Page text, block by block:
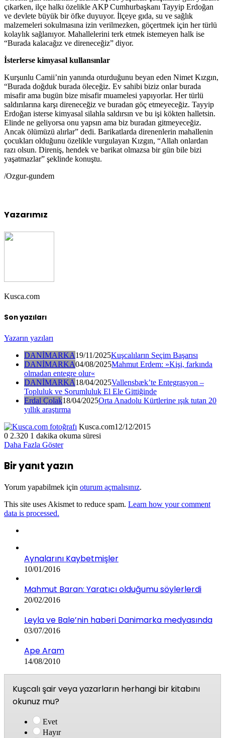
çıkarken, ilçe halkı özelikle AKP Cumhurbaşkanı Tayyip Erdoğan
ve devlete büyük bir öfke duyuyor. İlçeye gıda, su ve sağlık
malzemeleri sokulmasına izin verilmezken, göçertmek için her türlü
kolaylık sağlanıyor. Mahallelerini terk etmek istemeyen halk ise
“Burada kalacağız ve direneceğiz” diyor.
İsterlerse kimyasal kullansınlar
Kurşunlu Camii’nin yanında oturduğunu beyan eden Nimet Kızgın,
“Burada doğduk burada öleceğiz. Ev sahibi biziz onlar burada
misafir ama bugün bize misafir muamelesi yapıyorlar. Her türlü
saldırılarına karşı direneceğiz ve buradan göç etmeyeceğiz. Tayyip
Erdoğan isterse kimyasal silahla saldırsın ve bu işi kökten halletsin.
Elinde ne geliyorsa onu yapsın ama biz buradan gitmeyeceğiz.
Ancak ölümüzü alırlar” dedi. Barikatlarda direnenlerin mahallenin
çocukları olduğunu özelikle vurgulayan Kızgın, “Allah onlardan
razı olsun. Direniş, hendek ve barikat olmazsa bir gün bile bizi
yaşatmazlar” şeklinde konuştu.
/Ozgur-gundem
Yazarımız
Kusca.com
Son yazıları
Yazarın yazıları
DANİMARKA19/11/2025Kuşcalıların Seçim Başarısı
DANİMARKA04/08/2025Mahmut Erdem: »Kişi, farkında
olmadan entegre olur«
DANİMARKA18/04/2025Vallensbæk’te Entegrasyon –
Topluluk ve Sorumluluk El Ele Gittiğinde
Erdal Çolak18/04/2025Orta Anadolu Kürtlerine ışık tutan 20
yıllık araştırma
Kusca.com12/12/2015
0 2.320 1 dakika okuma süresi
Daha Fazla Göster
Bir yanıt yazın
Yorum yapabilmek için oturum açmalısınız.
This site uses Akismet to reduce spam. Learn how your comment
data is processed.
Aynalarını Kaybetmişler
10/01/2016
Mahmut Baran: Yaratıcı olduğumu söylerlerdi
20/02/2016
Leyla ve Bale’nin haberi Danimarka medyasında
03/07/2016
Ape Aram
14/08/2010
Kuşcalı şair veya yazarların herhangi bir kitabını
okunuz mu?
Evet
Hayır